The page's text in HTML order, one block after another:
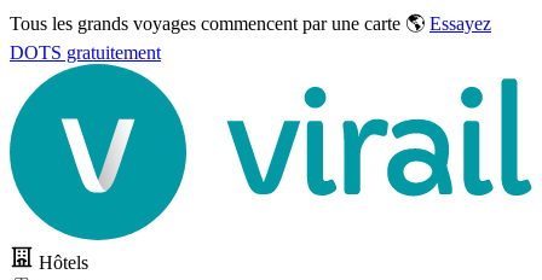
Tous les grands voyages commencent par une carte 🌎 Essayez
DOTS gratuitement
Hôtels